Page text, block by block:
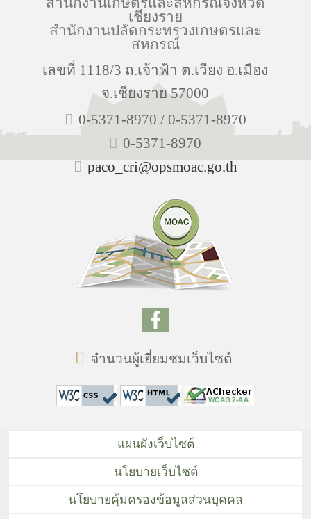
เชียงราย
สำนักงานปลัดกระทรวงเกษตรและ
สหกรณ์
เลขที่ 1118/3 ถ.เจ้าฟ้า ต.เวียง อ.เมือง
จ.เชียงราย 57000
0-5371-8970 / 0-5371-8970
0-5371-8970
paco_cri@opsmoac.go.th
จำนวนผู้เยี่ยมชมเว็บไซต์
แผนผังเว็บไซต์
นโยบายเว็บไซต์
นโยบายคุ้มครองข้อมูลส่วนบุคคล